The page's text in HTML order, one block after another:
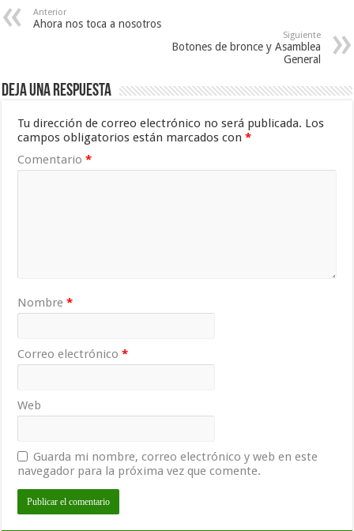
Anterior
Ahora nos toca a nosotros
Siguiente
Botones de bronce y Asamblea
General
Deja una respuesta
Tu dirección de correo electrónico no será publicada. Los
campos obligatorios están marcados con*
Comentario*
Nombre*
Correo electrónico*
Web
Guarda mi nombre, correo electrónico y web en este
navegador para la próxima vez que comente.